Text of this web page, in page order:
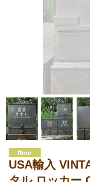
USA輸入